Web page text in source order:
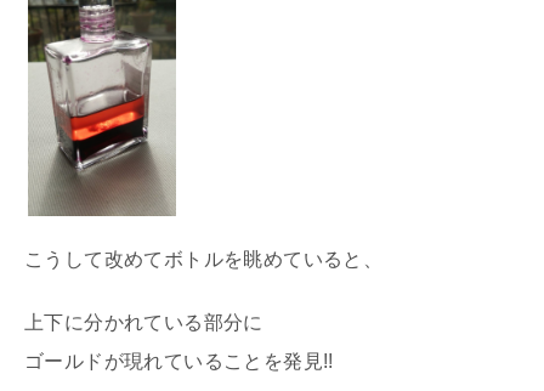
こうして改めてボトルを眺めていると、
上下に分かれている部分に
ゴールドが現れていることを発見!!